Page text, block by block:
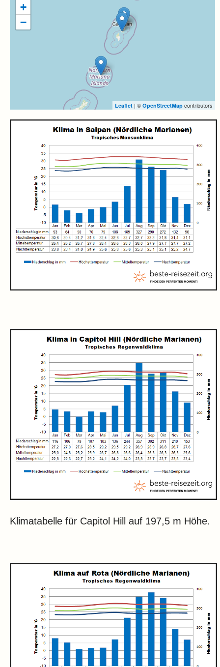
+
−
Leaflet | © OpenStreetMap contributors
Klimatabelle für Capitol Hill auf 197,5 m Höhe.